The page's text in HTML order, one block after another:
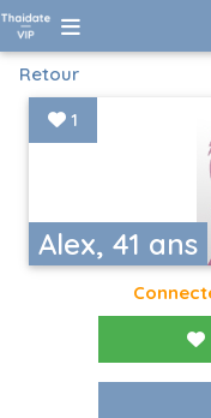
Retour
Alex, 41 ans
1